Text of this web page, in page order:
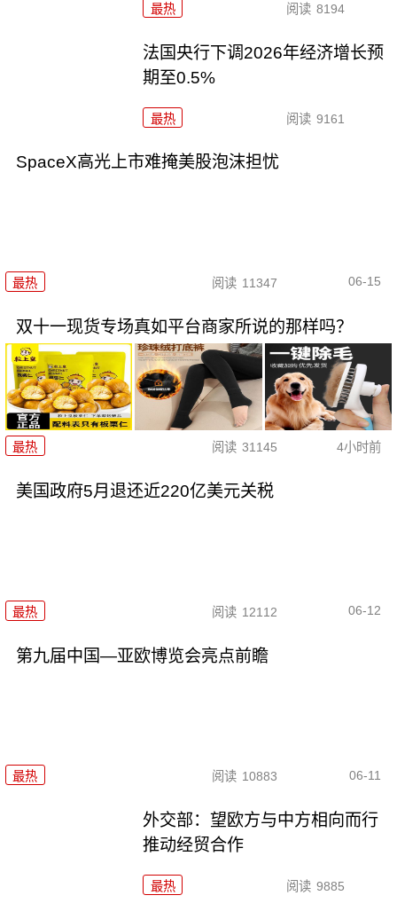
最热 阅读 8194
法国央行下调2026年经济增长预
期至0.5%
最热 阅读 9161
SpaceX高光上市难掩美股泡沫担忧
最热 阅读 11347 06-15
双十一现货专场真如平台商家所说的那样吗？
最热 阅读 31145 4小时前
美国政府5月退还近220亿美元关税
最热 阅读 12112 06-12
第九届中国—亚欧博览会亮点前瞻
最热 阅读 10883 06-11
外交部：望欧方与中方相向而行
推动经贸合作
最热 阅读 9885